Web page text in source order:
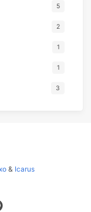
5
2
1
1
3
& Icarus